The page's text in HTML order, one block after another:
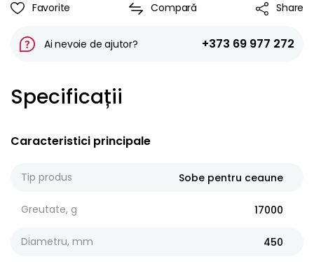
Favorite Compară Share
Ai nevoie de ajutor? +373 69 977 272
Specificații
Caracteristici principale
Tip produs Sobe pentru ceaune
Greutate, g 17000
Diametru, mm 450